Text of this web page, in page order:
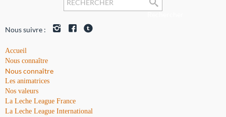
Nous suivre :
Accueil
Nous connaître
Nous connaître
Les animatrices
Nos valeurs
La Leche League France
La Leche League International